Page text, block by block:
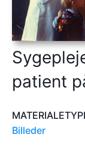
patient
Billeder